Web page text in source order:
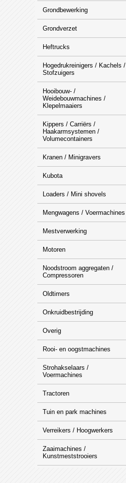
Grondbewerking
Grondverzet
Heftrucks
Hogedrukreinigers / Kachels /
Stofzuigers
Hooibouw- /
Weidebouwmachines /
Klepelmaaiers
Kippers / Carriërs /
Haakarmsystemen /
Volumecontainers
Kranen / Minigravers
Kubota
Loaders / Mini shovels
Mengwagens / Voermachines
Mestverwerking
Motoren
Noodstroom aggregaten /
Compressoren
Oldtimers
Onkruidbestrijding
Overig
Rooi- en oogstmachines
Strohakselaars /
Voermachines
Tractoren
Tuin en park machines
Verreikers / Hoogwerkers
Zaaimachines /
Kunstmeststrooiers